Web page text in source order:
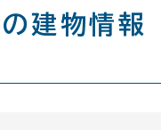
の建物情報